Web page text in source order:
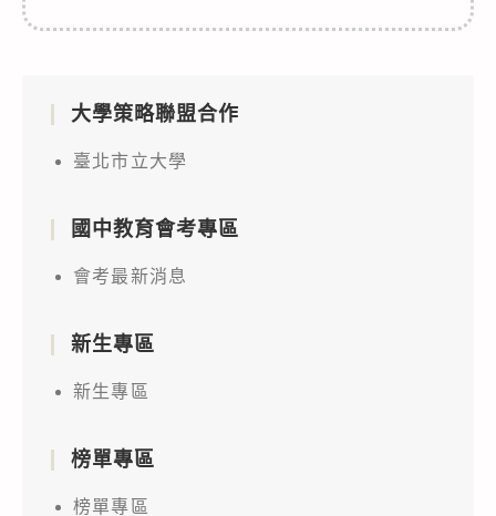
大學策略聯盟合作
臺北市立大學
國中教育會考專區
會考最新消息
新生專區
新生專區
榜單專區
榜單專區